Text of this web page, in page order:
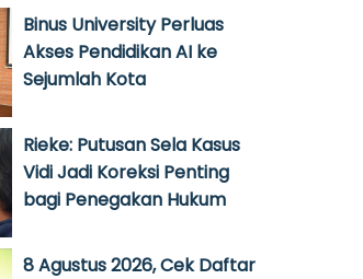
Binus University Perluas
Akses Pendidikan AI ke
Sejumlah Kota
Rieke: Putusan Sela Kasus
Vidi Jadi Koreksi Penting
bagi Penegakan Hukum
8 Agustus 2026, Cek Daftar